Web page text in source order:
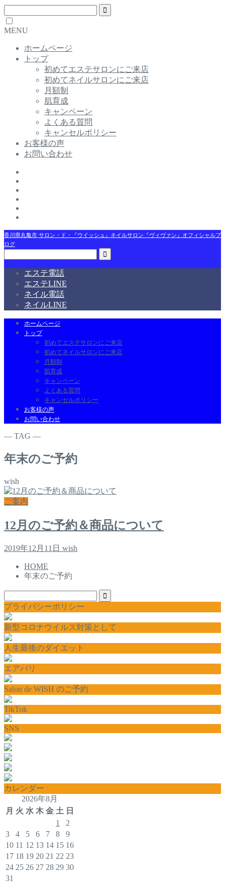
MENU
ホームページ
トップ
初めてエステサロンにご来店
初めてネイルサロンにご来店
月額制
肌育成
キャンペーン
よくある質問
キャンセルポリシー
お客様の声
お問い合わせ
香川県丸亀市 サロン・ド・『ウイッシュ』ネイルサロン『ヴィヴァン』オフィシャルブ
ログ
エステ電話
エステLINE
ネイル電話
ネイルLINE
ホームページ
トップ
初めてエステサロンにご来店
初めてネイルサロンにご来店
月額制
肌育成
キャンペーン
よくある質問
キャンセルポリシー
お客様の声
お問い合わせ
― TAG ―
年末のご予約
wish
ご案内
12月のご予約＆商品について
2019年12月11日 wish
HOME
年末のご予約
プライバシーポリシー
新型コロナウイルス対策として
人生最後のダイエット
エアバリ
Salon de WISH のご予約
TikTok
SNS
カレンダー
2026年8月
月 火 水 木 金 土 日
1
2
3
4 5 6 7 8
9
10 11 12 13 14 15 16
17 18 19 20 21 22 23
24 25 26 27 28 29 30
31